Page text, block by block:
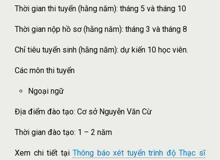
Thời gian thi tuyển (hằng năm): tháng 5 và tháng 10
Thời gian nộp hồ sơ (hằng năm): tháng 3 và tháng 8
Chỉ tiêu tuyển sinh (hằng năm): dự kiến 10 học viên.
Các môn thi tuyển
Ngoại ngữ
Địa điểm đào tạo: Cơ sở Nguyễn Văn Cừ
Thời gian đào tạo: 1 – 2 năm
Xem chi tiết tạiThông báo xét tuyển trình độ Thạc sĩ